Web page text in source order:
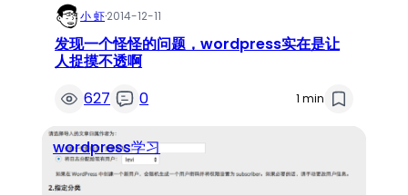
小 虾·2014-12-11
发现一个怪怪的问题，wordpress实在是让
人捉摸不透啊
627
0 1 min
wordpress学习